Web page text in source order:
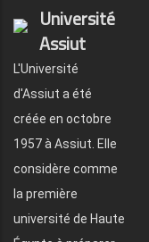
Université
Assiut
L'Université
d'Assiut a été
créée en octobre
1957 à Assiut. Elle
considère comme
la première
université de Haute